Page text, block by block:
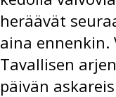
heräävät
aina ennenkin.
Tavallisen
päivän